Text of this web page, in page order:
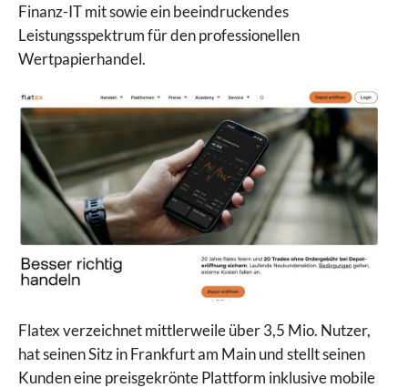
Finanz-IT mit sowie ein beeindruckendes
Leistungsspektrum für den professionellen
Wertpapierhandel.
Flatex verzeichnet mittlerweile über 3,5 Mio. Nutzer,
hat seinen Sitz in Frankfurt am Main und stellt seinen
Kunden eine preisgekrönte Plattform inklusive mobile